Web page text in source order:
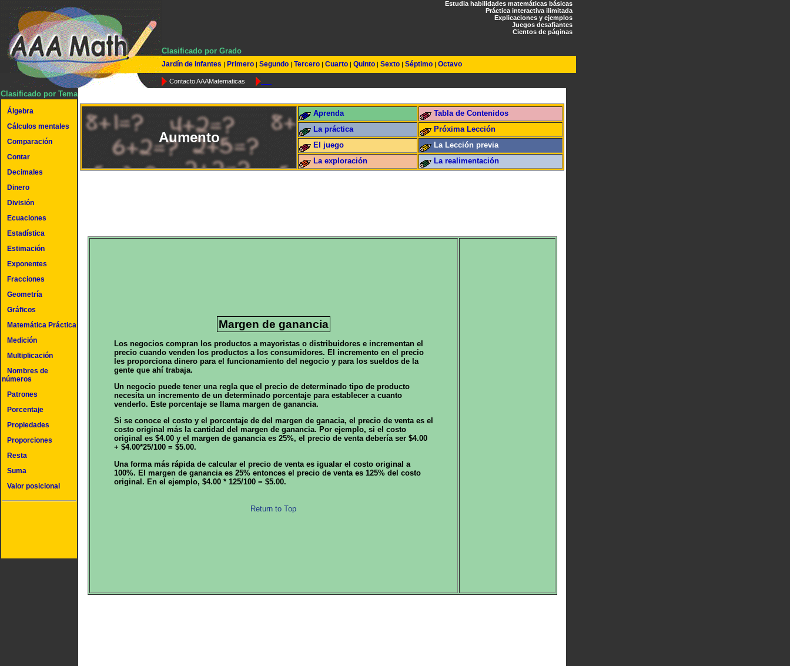
Clasificado por Grado
Estudia habilidades matemáticas básicas
Práctica interactiva ilimitada
Explicaciones y ejemplos
Juegos desafiantes
Cientos de páginas
Jardín de infantes | Primero | Segundo | Tercero | Cuarto | Quinto | Sexto | Séptimo | Octavo
Contacto AAAMatematicas
Clasificado por Tema
Álgebra
Cálculos mentales
Comparación
Contar
Decimales
Dinero
División
Ecuaciones
Estadística
Estimación
Exponentes
Fracciones
Geometría
Gráficos
Matemática Práctica
Medición
Multiplicación
Nombres de
números
Patrones
Porcentaje
Propiedades
Proporciones
Resta
Suma
Valor posicional
Aumento
Aprenda
Tabla de Contenidos
La práctica
Próxima Lección
El juego
La Lección previa
La exploración
La realimentación
Margen de ganancia
Los negocios compran los productos a mayoristas o distribuidores e incrementan el
precio cuando venden los productos a los consumidores. El incremento en el precio
les proporciona dinero para el funcionamiento del negocio y para los sueldos de la
gente que ahí trabaja.
Un negocio puede tener una regla que el precio de determinado tipo de producto
necesita un incremento de un determinado porcentaje para establecer a cuanto
venderlo. Este porcentaje se llama margen de ganancia.
Si se conoce el costo y el porcentaje de del margen de ganacia, el precio de venta es el
costo original más la cantidad del margen de ganancia. Por ejemplo, si el costo
original es $4.00 y el margen de ganancia es 25%, el precio de venta debería ser $4.00
+ $4.00*25/100 = $5.00.
Una forma más rápida de calcular el precio de venta es igualar el costo original a
100%. El margen de ganancia es 25% entonces el precio de venta es 125% del costo
original. En el ejemplo, $4.00 * 125/100 = $5.00.
Return to Top